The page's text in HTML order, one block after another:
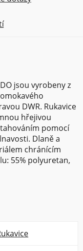
jsou vyrobeny z
DWR. Rukavice
hřejivou
pomocí
Dlaně a
chránícím
55% polyuretan,